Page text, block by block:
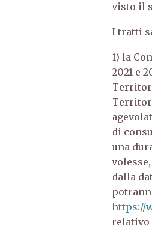
visto il
I tratti
1) la
2021 e
di
una
dalla
https://
relativo